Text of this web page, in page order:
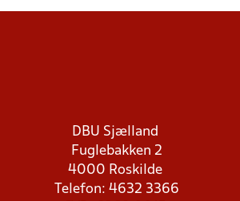
DBU Sjælland
Fuglebakken 2
4000 Roskilde
Telefon: 4632 3366